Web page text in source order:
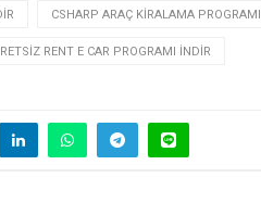
CSHARP ARAÇ KIRALAMA PROGRAMI
RENT E CAR PROGRAMI INDIR